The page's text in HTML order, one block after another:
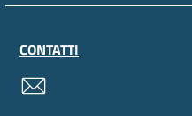
CONTATTI